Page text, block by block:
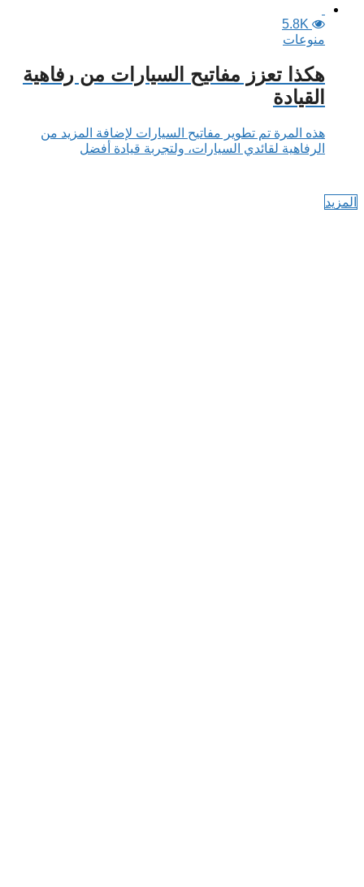
5.8K
منوعات
هكذا تعزز مفاتيح السيارات من رفاهية
القيادة
هذه المرة تم تطوير مفاتيح السيارات لإضافة المزيد من
الرفاهية لقائدي السيارات، ولتجربة قيادة أفضل
المزيد